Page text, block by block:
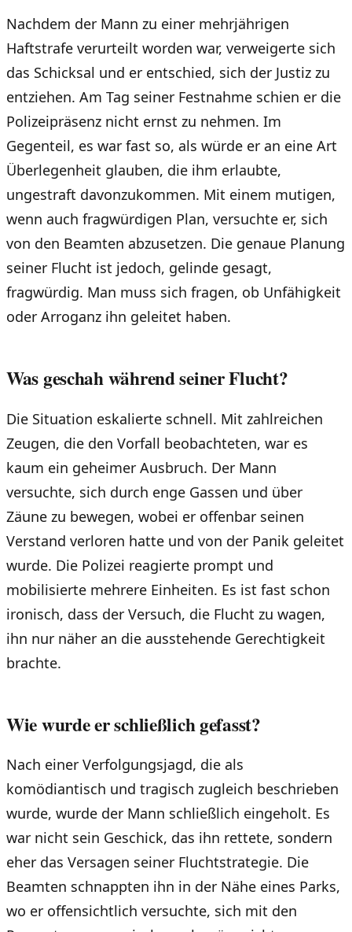
Nachdem der Mann zu einer mehrjährigen
Haftstrafe verurteilt worden war, verweigerte sich
das Schicksal und er entschied, sich der Justiz zu
entziehen. Am Tag seiner Festnahme schien er die
Polizeipräsenz nicht ernst zu nehmen. Im
Gegenteil, es war fast so, als würde er an eine Art
Überlegenheit glauben, die ihm erlaubte,
ungestraft davonzukommen. Mit einem mutigen,
wenn auch fragwürdigen Plan, versuchte er, sich
von den Beamten abzusetzen. Die genaue Planung
seiner Flucht ist jedoch, gelinde gesagt,
fragwürdig. Man muss sich fragen, ob Unfähigkeit
oder Arroganz ihn geleitet haben.
Was geschah während seiner Flucht?
Die Situation eskalierte schnell. Mit zahlreichen
Zeugen, die den Vorfall beobachteten, war es
kaum ein geheimer Ausbruch. Der Mann
versuchte, sich durch enge Gassen und über
Zäune zu bewegen, wobei er offenbar seinen
Verstand verloren hatte und von der Panik geleitet
wurde. Die Polizei reagierte prompt und
mobilisierte mehrere Einheiten. Es ist fast schon
ironisch, dass der Versuch, die Flucht zu wagen,
ihn nur näher an die ausstehende Gerechtigkeit
brachte.
Wie wurde er schließlich gefasst?
Nach einer Verfolgungsjagd, die als
komödiantisch und tragisch zugleich beschrieben
wurde, wurde der Mann schließlich eingeholt. Es
war nicht sein Geschick, das ihn rettete, sondern
eher das Versagen seiner Fluchtstrategie. Die
Beamten schnappten ihn in der Nähe eines Parks,
wo er offensichtlich versuchte, sich mit den